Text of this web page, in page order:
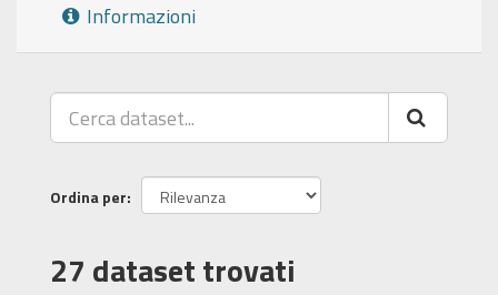
Informazioni
Ordina per
27 dataset trovati